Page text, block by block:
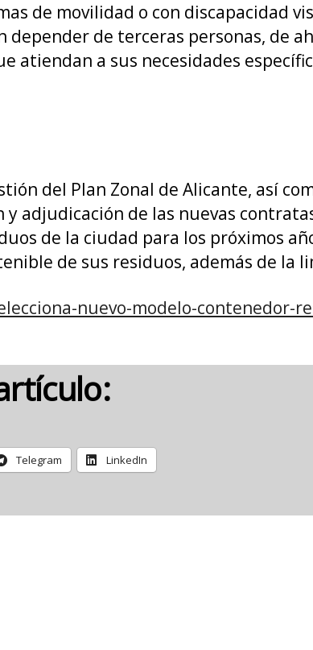
de movilidad o con discapacidad
de terceras personas, de
atiendan a sus necesidades
del Plan Zonal de Alicante, así
adjudicación de las nuevas
de la ciudad para los próximos
de sus residuos, además de la
nuevo-modelo-contenedor-
Telegram LinkedIn